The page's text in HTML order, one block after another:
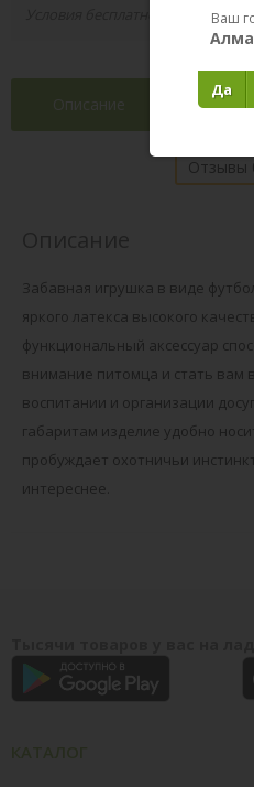
Условия бесплатной доставки
Описание
Отзывы
Забавная игрушка в виде
яркого латекса высокого
функциональный аксессуар
внимание питомца и стать
воспитании и организации
габаритам изделие удобно
пробуждает охотничьи
интереснее.
Ваш
Да